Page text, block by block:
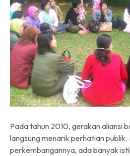
Pada tahun 2010, gerakan aliansi
langsung menarik perhatian publik.
perkembangannya, ada banyak